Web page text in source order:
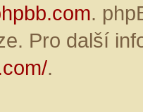
.
Pro další
.